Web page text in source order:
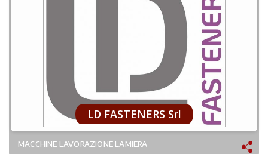
LD FASTENERS Srl
MACCHINE LAVORAZIONE LAMIERA